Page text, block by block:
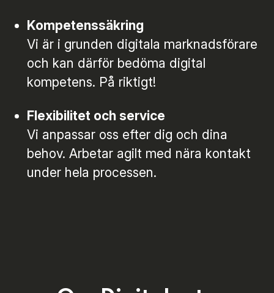
Kompetenssäkring
Vi är i grunden digitala marknadsförare
och kan därför bedöma digital
kompetens. På riktigt!
Flexibilitet och service
Vi anpassar oss efter dig och dina
behov. Arbetar agilt med nära kontakt
under hela processen.